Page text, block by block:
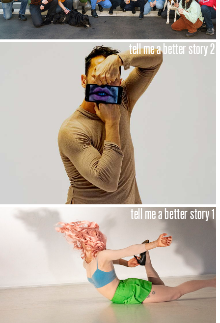
tell me a better story 2
tell me a better story 1